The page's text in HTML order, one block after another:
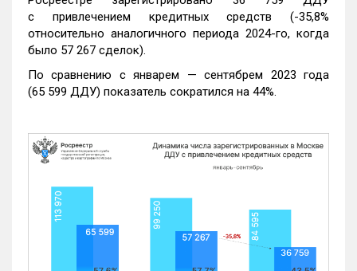
с привлечением кредитных средств (-35,8%
относительно аналогичного периода 2024-го, когда
было 57 267 сделок).
По сравнению с январем — сентябрем 2023 года
(65 599 ДДУ) показатель сократился на 44%.